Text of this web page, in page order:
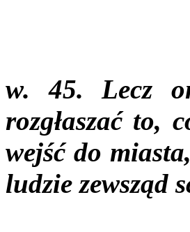
w. 45. Lecz
rozgłaszać to,
wejść do
ludzie zewsząd